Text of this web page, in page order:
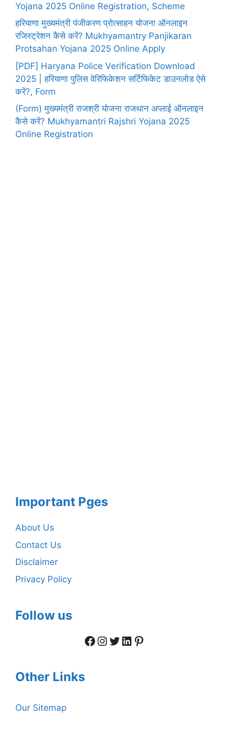
Yojana 2025 Online Registration, Scheme
हरियाणा मुख्यमंत्री पंजीकरण प्रोत्साहन योजना ऑनलाइन
रजिस्ट्रेशन कैसे करें? Mukhyamantry Panjikaran
Protsahan Yojana 2025 Online Apply
[PDF] Haryana Police Verification Download
2025 | हरियाणा पुलिस वेरिफिकेशन सर्टिफिकेट डाउनलोड ऐसे
करें?, Form
(Form) मुख्यमंत्री राजश्री योजना राजथान अप्लाई ऑनलाइन
कैसे करें? Mukhyamantri Rajshri Yojana 2025
Online Registration
Important Pges
About Us
Contact Us
Disclaimer
Privacy Policy
Follow us
Facebook
Instagram
Twitter
LinkedIn
Pinterest
Other Links
Our Sitemap